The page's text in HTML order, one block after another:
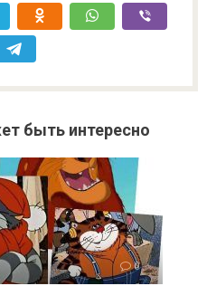
быть интересно
0